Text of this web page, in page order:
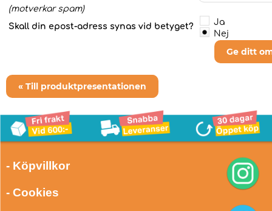
(motverkar spam)
Skall din epost-adress synas vid betyget?
Ja
Nej
Ge ditt
« Till produktpresentationen
- Köpvillkor
- Cookies